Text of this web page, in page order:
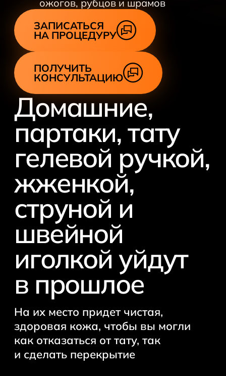
ЗАПИСАТЬСЯ
НА ПРОЦЕДУРУ
ПОЛУЧИТЬ
КОНСУЛЬТАЦИЮ
ожогов, рубцов и шрамов
Домашние,
партаки, тату
гелевой ручкой,
жженкой,
струной и
швейной
иголкой уйдут
в прошлое
На их место придет чистая,
здоровая кожа, чтобы вы могли
как отказаться от тату, так
и сделать перекрытие
Удаление синих бровей
Удаление красных бровей
Удаление черных бровей
Удаление серых бровей
Лазерная шлифовка
рубцов
Лазерная шлифовка
растяжек
Лазерная шлифовка
постакне
Лазерное омоложение
кожи
Полезно прочитать
Удаление пигментации
Старый татуаж
Перманентный макияж
Неодимовый лазер
Пикосекундный лазер
Микроблейдинг бровей